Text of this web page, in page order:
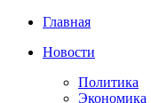
Главная
Новости
Политика
Экономика